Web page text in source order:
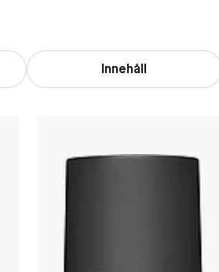
Innehåll